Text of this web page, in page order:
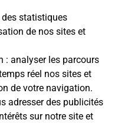
des statistiques
de nos sites et
: analyser les parcours
réel nos sites et
de votre navigation.
adresser des publicités
sur notre site et
t-elle
?
de la route
quelles